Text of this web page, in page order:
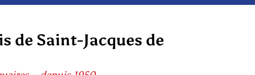
de Saint-Jacques de